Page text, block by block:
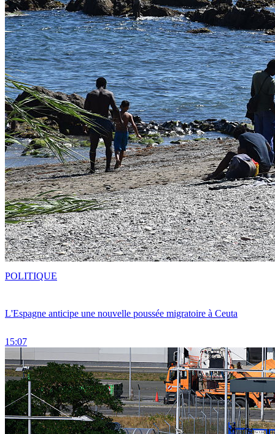
L'Espagne anticipe une nouvelle poussée migratoire à Ceuta
15:07
POLITIQUE